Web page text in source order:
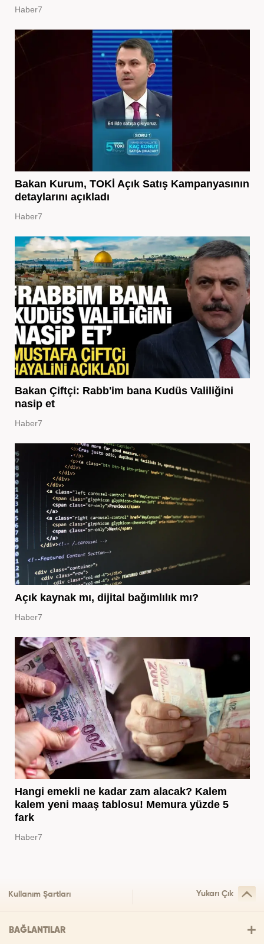
Haber7
Bakan Kurum, TOKİ Açık Satış Kampanyasının
detaylarını açıkladı
Haber7
Bakan Çiftçi: Rabb'im bana Kudüs Valiliğini
nasip et
Haber7
Açık kaynak mı, dijital bağımlılık mı?
Haber7
Hangi emekli ne kadar zam alacak? Kalem
kalem yeni maaş tablosu! Memura yüzde 5
fark
Haber7
Kullanım Şartları Yukarı Çık
BAĞLANTILAR